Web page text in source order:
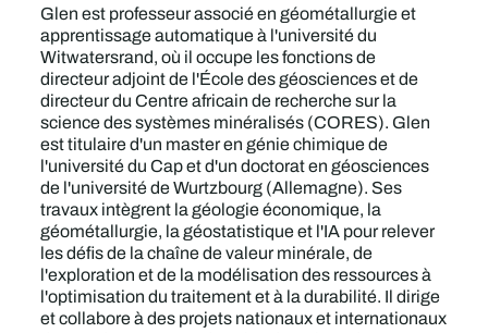
Glen est professeur associé en géométallurgie et
apprentissage automatique à l'université du
Witwatersrand, où il occupe les fonctions de
directeur adjoint de l'École des géosciences et de
directeur du Centre africain de recherche sur la
science des systèmes minéralisés (CORES). Glen
est titulaire d'un master en génie chimique de
l'université du Cap et d'un doctorat en géosciences
de l'université de Wurtzbourg (Allemagne). Ses
travaux intègrent la géologie économique, la
géométallurgie, la géostatistique et l'IA pour relever
les défis de la chaîne de valeur minérale, de
l'exploration et de la modélisation des ressources à
l'optimisation du traitement et à la durabilité. Il dirige
et collabore à des projets nationaux et internationaux